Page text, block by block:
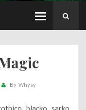
By Whysy
blacko, sarko,